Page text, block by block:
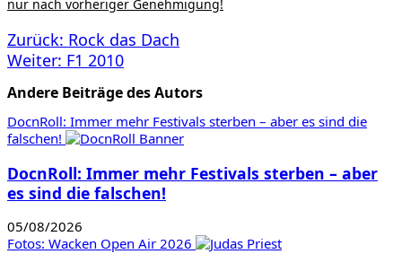
nur nach vorheriger Genehmigung!
Beitragsnavigation
Zurück: Rock das Dach
Weiter: F1 2010
Andere Beiträge des Autors
DocnRoll: Immer mehr Festivals sterben – aber es sind die
falschen!
DocnRoll: Immer mehr Festivals sterben – aber
es sind die falschen!
05/08/2026
Fotos: Wacken Open Air 2026